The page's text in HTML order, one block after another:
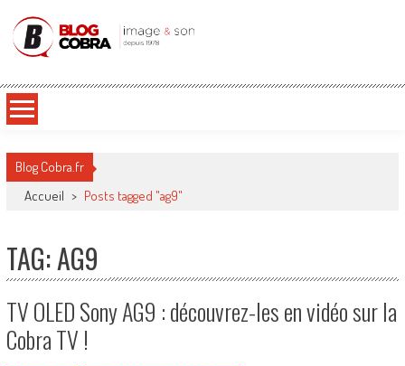
Blog Cobra
Blog Cobra.fr
Accueil > Posts tagged "ag9"
TAG: AG9
TV OLED Sony AG9 : découvrez-les en vidéo sur la
Cobra TV !